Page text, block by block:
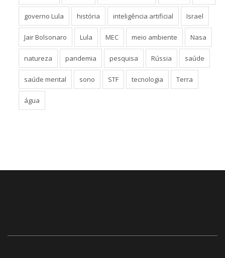
governo Lula história inteligência artificial Israel
Jair Bolsonaro Lula MEC meio ambiente Nasa
natureza pandemia pesquisa Rússia saúde
saúde mental sono STF tecnologia Terra
água